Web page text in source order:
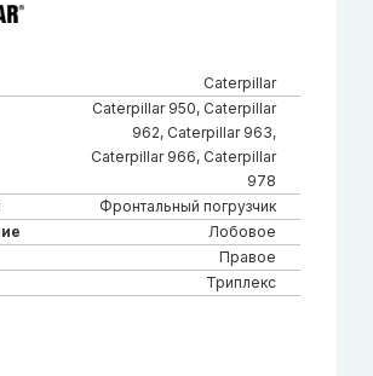
Caterpillar
Caterpillar 950, Caterpillar
962, Caterpillar 963,
Caterpillar 966, Caterpillar
978
Фронтальный погрузчик
Лобовое
Правое
Триплекс